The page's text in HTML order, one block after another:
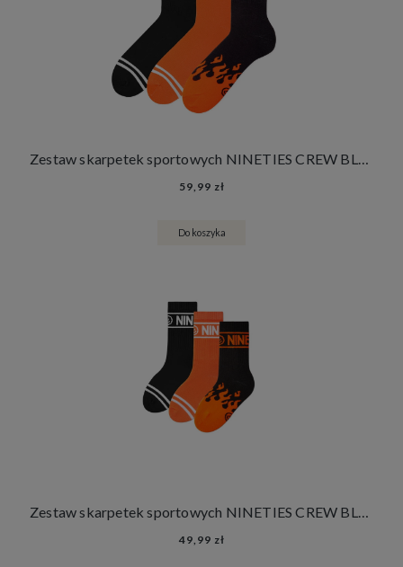
Zestaw skarpetek sportowych NINETIES CREW BLACK FLAMES 3 PACK
59,99 zł
Do koszyka
Zestaw skarpetek sportowych NINETIES CREW BLACK FLAMES KIDS 3 PACK
49,99 zł